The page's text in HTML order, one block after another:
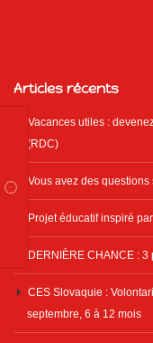
Articles récents
Vacances utiles :
(RDC)
Vous avez des
Projet éducatif inspiré
DERNIÈRE CHANCE : 3
CES Slovaquie :
septembre, 6 à 12 mois